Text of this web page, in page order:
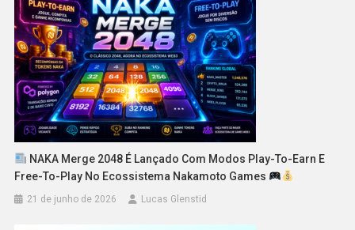
NAKA Merge 2048 É Lançado Com Modos Play-To-Earn E
Free-To-Play No Ecossistema Nakamoto Games
21 de junho de 2026 Lucas Glenstid